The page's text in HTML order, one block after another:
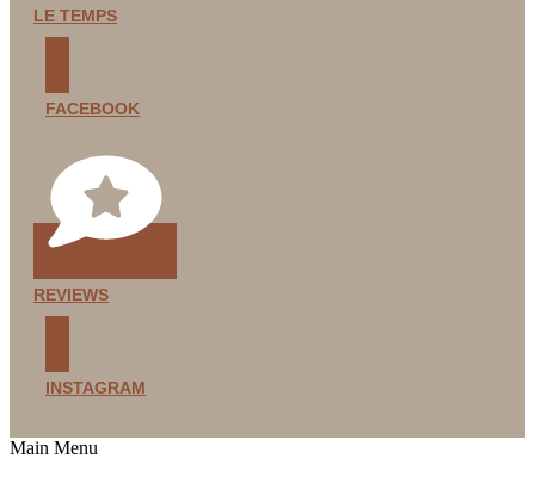
LE TEMPS
FACEBOOK
REVIEWS
INSTAGRAM
Main Menu